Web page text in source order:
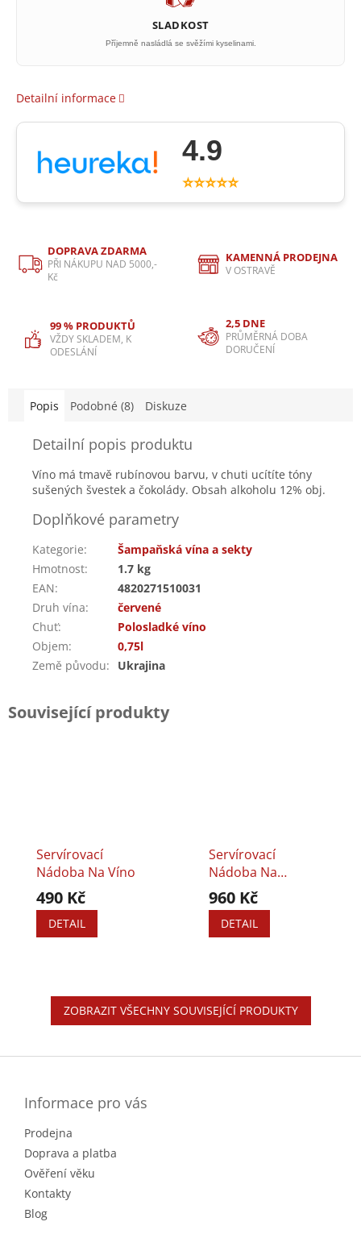
SLADKOST
Příjemně nasládlá se svěžími kyselinami.
Detailní informace
4.9
⭐⭐⭐⭐⭐
DOPRAVA ZDARMA
PŘI NÁKUPU NAD 5000,-
Kč
KAMENNÁ PRODEJNA
V OSTRAVĚ
99 % PRODUKTŮ
VŽDY SKLADEM, K
ODESLÁNÍ
2,5 DNE
PRŮMĚRNÁ DOBA
DORUČENÍ
Popis Podobné (8) Diskuze
Detailní popis produktu
Víno má tmavě rubínovou barvu, v chuti ucítíte tóny
sušených švestek a čokolády. Obsah alkoholu 12% obj.
Doplňkové parametry
Kategorie:
Šampaňská vína a sekty
Hmotnost:
1.7 kg
EAN:
4820271510031
Druh vína:
červené
Chuť:
Polosladké víno
Objem:
0,75l
Země původu: Ukrajina
Související produkty
Servírovací
Nádoba Na Víno
490 Kč
DETAIL
Servírovací
Nádoba Na
Šampaňské
960 Kč
DETAIL
ZOBRAZIT VŠECHNY SOUVISEJÍCÍ PRODUKTY
Informace pro vás
Prodejna
Doprava a platba
Ověření věku
Kontakty
Blog